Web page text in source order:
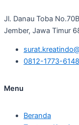
Jl. Danau Toba
Jember, Jawa Timur
0812-1773-6148
Menu
Beranda